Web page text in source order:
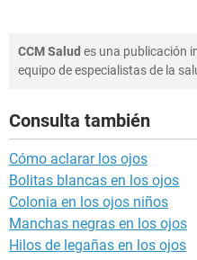
CCM Salud es una publicación
equipo de especialistas de la
Consulta también
Cómo aclarar los ojos
Bolitas blancas en los ojos
Colonia en los ojos niños
Manchas negras en los ojos
Hilos de legañas en los ojos